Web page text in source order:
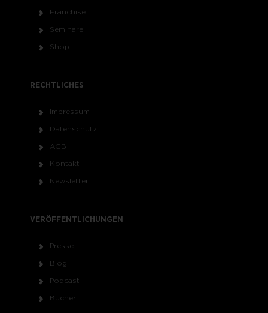
Franchise
Seminare
Shop
RECHTLICHES
Impressum
Datenschutz
AGB
Kontakt
Newsletter
VERÖFFENTLICHUNGEN
Presse
Blog
Podcast
Bücher